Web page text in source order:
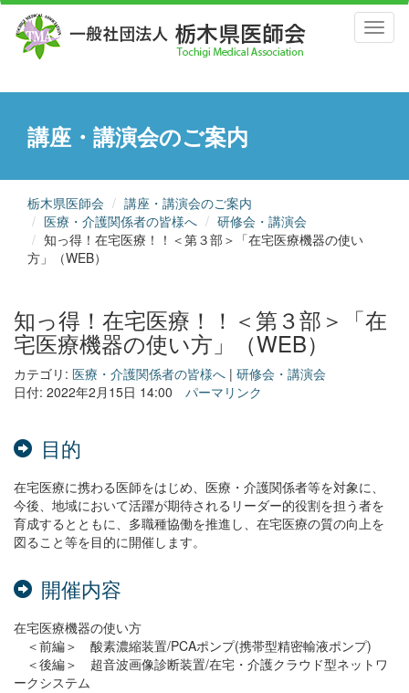
講座・講演会のご案内
栃木県医師会
講座・講演会のご案内
医療・介護関係者の皆様へ
研修会・講演会
知っ得！在宅医療！！＜第３部＞「在宅医療機器の使い
方」（WEB）
知っ得！在宅医療！！＜第３部＞「在
宅医療機器の使い方」（WEB）
カテゴリ: 医療・介護関係者の皆様へ | 研修会・講演会
日付: 2022年2月15日 14:00
パーマリンク
目的
在宅医療に携わる医師をはじめ、医療・介護関係者等を対象に、
今後、地域において活躍が期待されるリーダー的役割を担う者を
育成するとともに、多職種協働を推進し、在宅医療の質の向上を
図ること等を目的に開催します。
開催内容
在宅医療機器の使い方
＜前編＞ 酸素濃縮装置/PCAポンプ(携帯型精密輸液ポンプ)
＜後編＞ 超音波画像診断装置/在宅・介護クラウド型ネットワ
ークシステム